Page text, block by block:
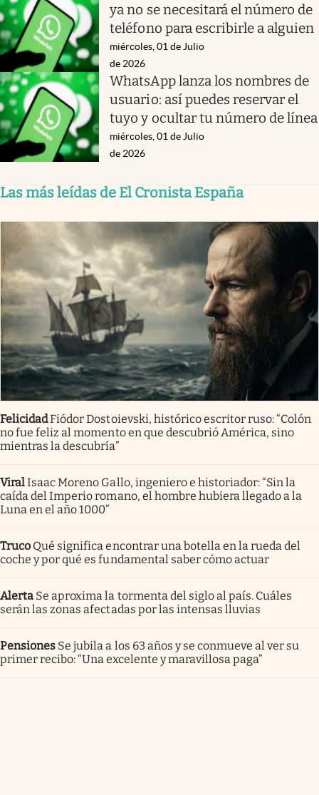
ya no se necesitará el número de
teléfono para escribirle a alguien
miércoles, 01 de Julio
de 2026
WhatsApp lanza los nombres de
usuario: así puedes reservar el
tuyo y ocultar tu número de línea
miércoles, 01 de Julio
de 2026
Las más leídas de El Cronista España
FelicidadFiódor Dostoievski, histórico escritor ruso: “Colón
no fue feliz al momento en que descubrió América, sino
mientras la descubría”
ViralIsaac Moreno Gallo, ingeniero e historiador: “Sin la
caída del Imperio romano, el hombre hubiera llegado a la
Luna en el año 1000”
Truco Qué significa encontrar una botella en la rueda del
coche y por qué es fundamental saber cómo actuar
Alerta Se aproxima la tormenta del siglo al país. Cuáles
serán las zonas afectadas por las intensas lluvias
Pensiones Se jubila a los 63 años y se conmueve al ver su
primer recibo: “Una excelente y maravillosa paga”